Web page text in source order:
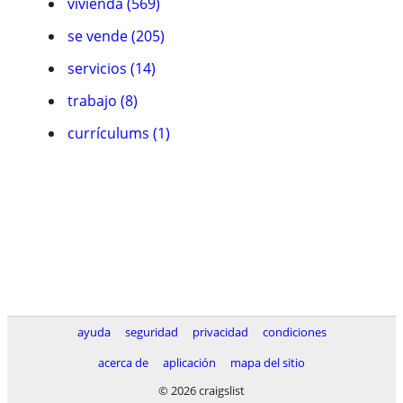
se vende (205)
servicios (14)
trabajo (8)
currículums (1)
ayuda seguridad privacidad
condiciones
acerca de
aplicación
mapa del sitio
© 2026 craigslist